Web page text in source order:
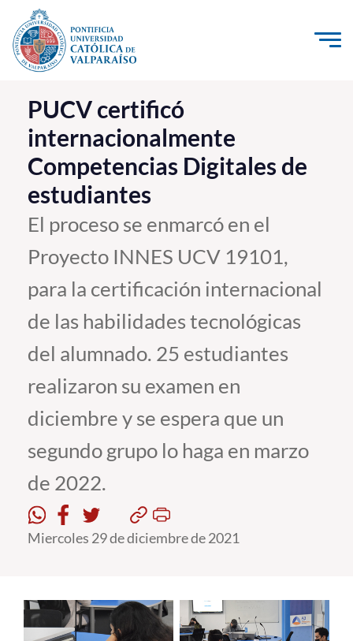
Click acá para ir directamente al contenido
La Universidad
Investigación, Creación e Innovación
PUCV Internacional
Vinculación con el Medio
Admisión
Postgrado
Formación Continua
Estudiantes
Académicos
Funcionarios
Alumni
PUCV certificó
internacionalmente
Competencias Digitales de
estudiantes
El proceso se enmarcó en el
Proyecto INNES UCV 19101,
para la certificación internacional
de las habilidades tecnológicas
del alumnado. 25 estudiantes
realizaron su examen en
diciembre y se espera que un
segundo grupo lo haga en marzo
de 2022.
Miercoles 29 de diciembre de 2021